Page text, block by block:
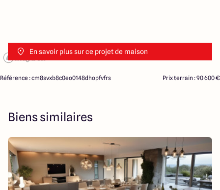
En savoir plus sur ce projet de maison
Référence : cm8svxb8c0eo0148dhopfvfrs Prix terrain : 90 600 €
Biens similaires